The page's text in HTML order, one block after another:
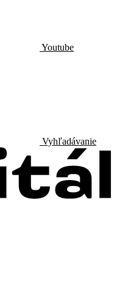
Youtube
Vyhľadávanie